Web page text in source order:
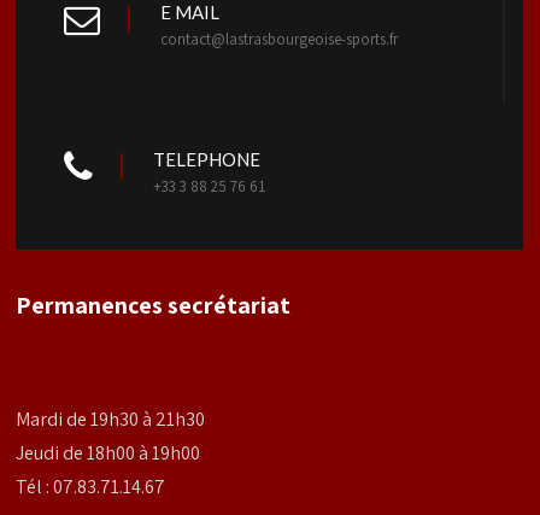
E MAIL
contact@lastrasbourgeoise-sports.fr
TELEPHONE
+33 3 88 25 76 61
Permanences secrétariat
Mardi de 19h30 à 21h30
Jeudi de 18h00 à 19h00
Tél : 07.83.71.14.67